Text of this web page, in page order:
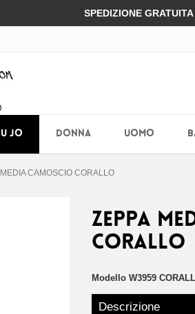
SPEDIZIONE
JO DONNA UOMO
CAMOSCIO CORALLO
ZEPPA
CORALLO
Modello W3959
Descrizione